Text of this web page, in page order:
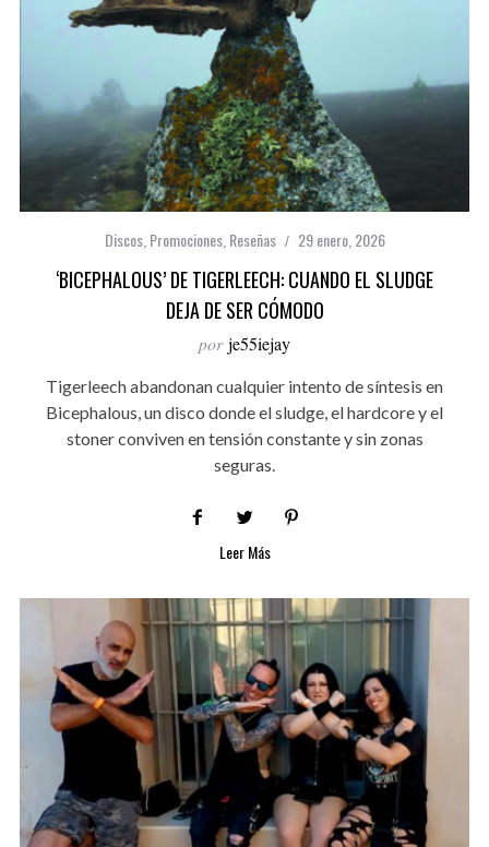
Discos, Promociones, Reseñas 29 enero, 2026
‘BICEPHALOUS’ DE TIGERLEECH: CUANDO EL SLUDGE
DEJA DE SER CÓMODO
por je55iejay
Tigerleech abandonan cualquier intento de síntesis en
Bicephalous, un disco donde el sludge, el hardcore y el
stoner conviven en tensión constante y sin zonas
seguras.
Leer Más